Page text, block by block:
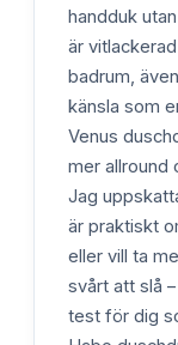
handduk
är
badrum,
känsla som
Venus
mer allround
Jag
är praktiskt
eller vill ta
svårt att slå
test för dig